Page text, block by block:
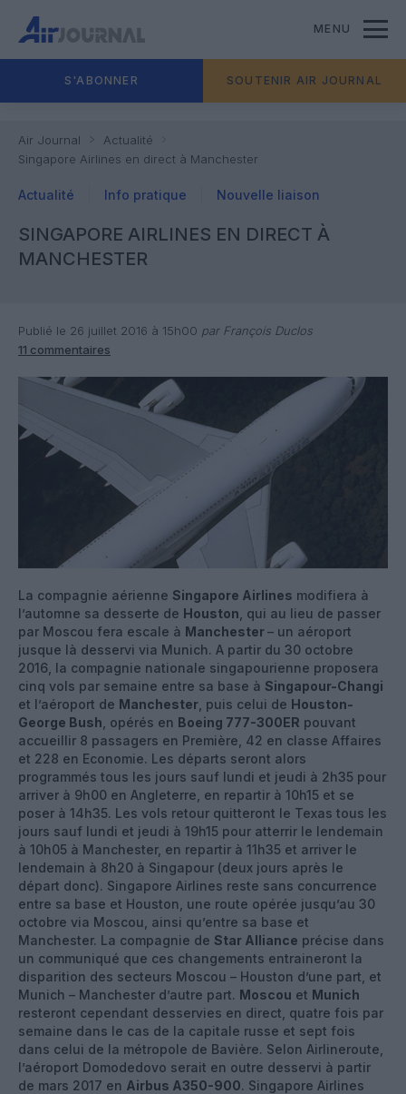
MENU
S'ABONNER SOUTENIR AIR JOURNAL
Air Journal
Actualité
Singapore Airlines en direct à Manchester
Actualité Info pratique Nouvelle liaison
SINGAPORE AIRLINES EN DIRECT À
MANCHESTER
Publié le 26 juillet 2016 à 15h00 par François Duclos
11 commentaires
La compagnie aérienne Singapore Airlines modifiera à
l’automne sa desserte de Houston , qui au lieu de passer
par Moscou fera escale à Manchester– un aéroport
jusque là desservi via Munich. A partir du 30 octobre
2016, la compagnie nationale singapourienne proposera
cinq vols par semaine entre sa base à Singapour-Changi
et l’aéroport de Manchester , puis celui de Houston-
George Bush , opérés en Boeing 777-300ER pouvant
accueillir 8 passagers en Première, 42 en classe Affaires
et 228 en Economie. Les départs seront alors
programmés tous les jours sauf lundi et jeudi à 2h35 pour
arriver à 9h00 en Angleterre, en repartir à 10h15 et se
poser à 14h35. Les vols retour quitteront le Texas tous les
jours sauf lundi et jeudi à 19h15 pour atterrir le lendemain
à 10h05 à Manchester, en repartir à 11h35 et arriver le
lendemain à 8h20 à Singapour (deux jours après le
départ donc). Singapore Airlines reste sans concurrence
entre sa base et Houston, une route opérée jusqu’au 30
octobre via Moscou, ainsi qu’entre sa base et
Manchester. La compagnie de Star Alliance précise dans
un communiqué que ces changements entraineront la
disparition des secteurs Moscou – Houston d’une part, et
Munich – Manchester d’autre part. Moscou et Munich
resteront cependant desservies en direct, quatre fois par
semaine dans le cas de la capitale russe et sept fois
dans celui de la métropole de Bavière. Selon Airlineroute,
l’aéroport Domodedovo serait en outre desservi à partir
de mars 2017 en Airbus A350-900. Singapore Airlines